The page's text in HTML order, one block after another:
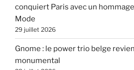
conquiert Paris avec un
Mode
29 juillet 2026
Gnome : le power trio belge
monumental